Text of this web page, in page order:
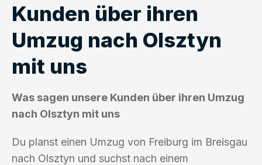
Kunden über ihren
Umzug nach Olsztyn
mit uns
Was sagen unsere Kunden über ihren Umzug
nach Olsztyn mit uns
Du planst einen Umzug von Freiburg im Breisgau
nach Olsztyn und suchst nach einem